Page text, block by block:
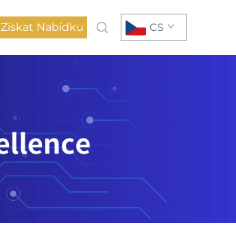
Získat Nabídku CS